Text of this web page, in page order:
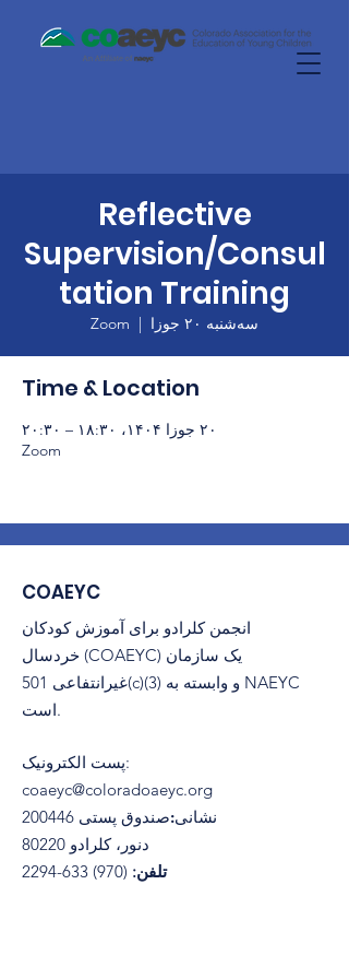
Reflective
Supervision/Consul
tation Training
سه‌شنبه ۲۰ جوزا
  |
Zoom
Time & Location
۲۰ جوزا ۱۴۰۴، ۱۸:۳۰ – ۲۰:۳۰
Zoom
COAEYC
انجمن کلرادو برای آموزش کودکان
خردسال (COAEYC) یک سازمان
غیرانتفاعی 501(c)(3) و وابسته به NAEYC
است.
پست الکترونیک:
coaeyc@coloradoaeyc.org
نشانی:​صندوق پستی 200446
دنور، کلرادو 80220
تلفن: (970) 633-2294